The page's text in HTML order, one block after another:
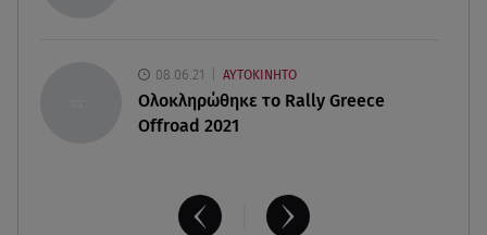
08.06.21 ΑΥΤΟΚΙΝΗΤΟ
Ολοκληρώθηκε το Rally Greece
Offroad 2021